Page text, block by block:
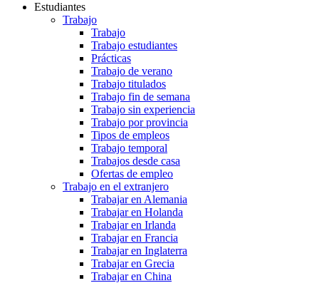
Estudiantes
Trabajo
Trabajo
Trabajo estudiantes
Prácticas
Trabajo de verano
Trabajo titulados
Trabajo fin de semana
Trabajo sin experiencia
Trabajo por provincia
Tipos de empleos
Trabajo temporal
Trabajos desde casa
Ofertas de empleo
Trabajo en el extranjero
Trabajar en Alemania
Trabajar en Holanda
Trabajar en Irlanda
Trabajar en Francia
Trabajar en Inglaterra
Trabajar en Grecia
Trabajar en China